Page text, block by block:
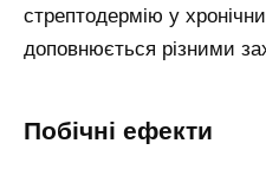
стрептодермію у
доповнюється різними
Побічні ефекти